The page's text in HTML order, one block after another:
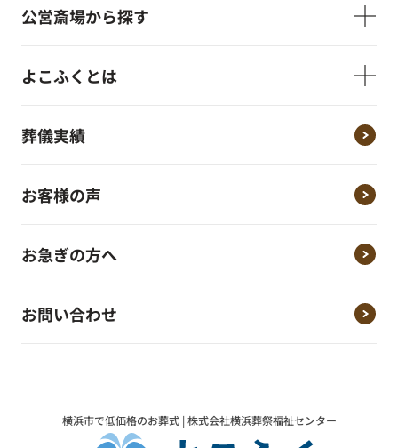
公営斎場から探す
よこふくとは
葬儀実績
お客様の声
お急ぎの方へ
お問い合わせ
横浜市で低価格のお葬式 | 株式会社横浜葬祭福祉センター